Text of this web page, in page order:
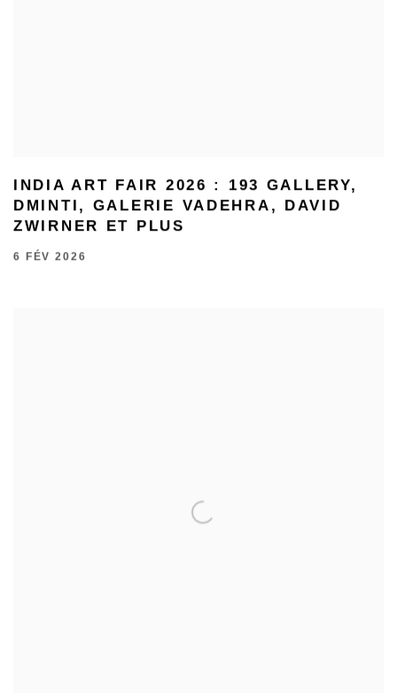
INDIA ART FAIR 2026 : 193 GALLERY,
DMINTI, GALERIE VADEHRA, DAVID
ZWIRNER ET PLUS
6 FÉV 2026